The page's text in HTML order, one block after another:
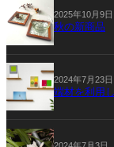
2025年10月9日
秋の新商品
2024年7月23日
端材を利用